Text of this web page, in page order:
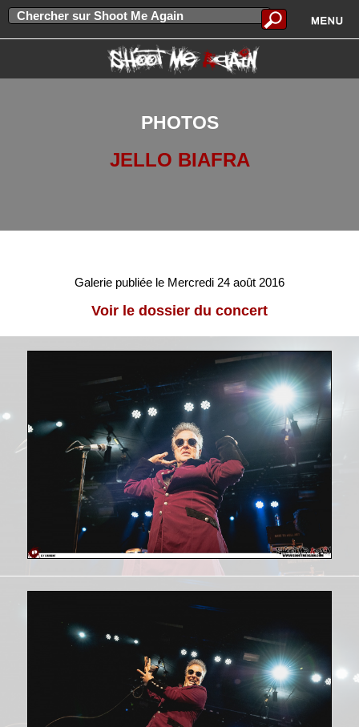
PHOTOS
JELLO BIAFRA
Galerie publiée le Mercredi 24 août 2016
Voir le dossier du concert